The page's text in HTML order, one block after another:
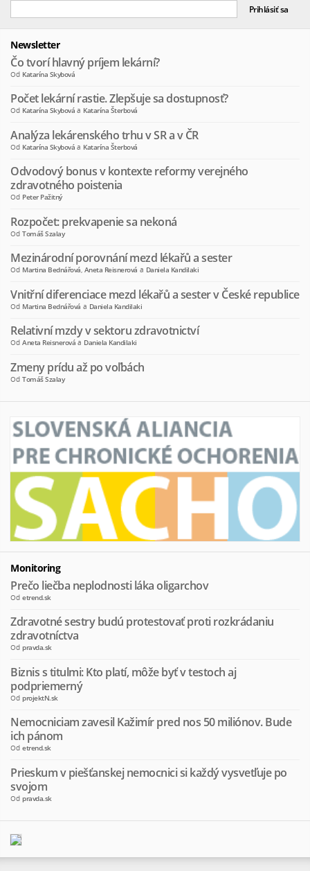
Newsletter
Čo tvorí hlavný príjem lekární?
Od Katarína Skybová
Počet lekární rastie. Zlepšuje sa dostupnosť?
Od Katarína Skybová a Katarína Šterbová
Analýza lekárenského trhu v SR a v ČR
Od Katarína Skybová a Katarína Šterbová
Odvodový bonus v kontexte reformy verejného
zdravotného poistenia
Od Peter Pažitný
Rozpočet: prekvapenie sa nekoná
Od Tomáš Szalay
Mezinárodní porovnání mezd lékařů a sester
Od Martina Bednářová, Aneta Reisnerová a Daniela Kandilaki
Vnitřní diferenciace mezd lékařů a sester v České republice
Od Martina Bednářová a Daniela Kandilaki
Relativní mzdy v sektoru zdravotnictví
Od Aneta Reisnerová a Daniela Kandilaki
Zmeny prídu až po voľbách
Od Tomáš Szalay
Monitoring
Prečo liečba neplodnosti láka oligarchov
Od etrend.sk
Zdravotné sestry budú protestovať proti rozkrádaniu
zdravotníctva
Od pravda.sk
Biznis s titulmi: Kto platí, môže byť v testoch aj
podpriemerný
Od projektN.sk
Nemocniciam zavesil Kažimír pred nos 50 miliónov. Bude
ich pánom
Od etrend.sk
Prieskum v piešťanskej nemocnici si každý vysvetľuje po
svojom
Od pravda.sk